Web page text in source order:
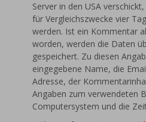
Server in den USA
für Vergleichszwecke vier
werden. Ist ein Kommentar
worden, werden die Daten
gespeichert. Zu diesen
eingegebene Name, die
Adresse, der
Angaben zum verwendeten
Computersystem und die